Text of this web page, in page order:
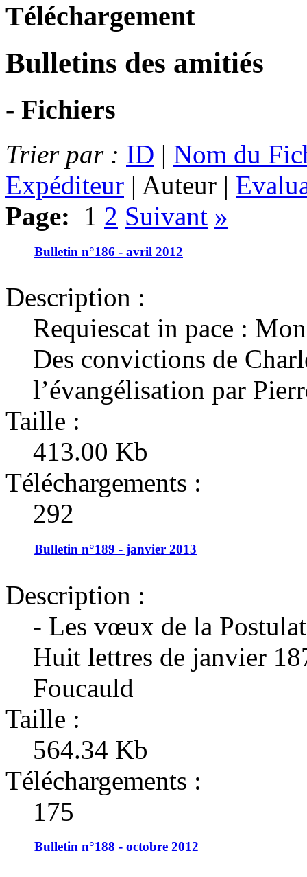
Téléchargement
Bulletins des amitiés
- Fichiers
Trier par : ID | Nom du
Expéditeur | Auteur |
Page:
1 2 Suivant »
Bulletin n°186 - avril 2012
Description :
Requiescat in pace :
Des convictions de
l’évangélisation par
Taille :
413.00 Kb
Téléchargements :
292
Bulletin n°189 - janvier 2013
Description :
- Les vœux de la
Huit lettres de janvier
Foucauld
Taille :
564.34 Kb
Téléchargements :
175
Bulletin n°188 - octobre 2012